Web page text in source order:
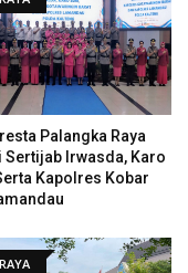
Palangka Raya
Sertijab Irwasda, Karo
Kapolres Kobar